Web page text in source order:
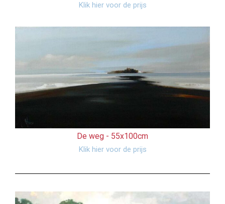
Klik hier voor de prijs
De weg - 55x100cm
Klik hier voor de prijs